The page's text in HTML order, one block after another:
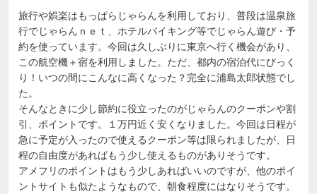
旅行や娯楽はもっぱらじゃらんを利用しており、普段は温泉旅
行でじゃらんｎｅｔ、ホテルバイキング等でじゃらん遊び・予
約を使っています。今回は久しぶりに東京へ行く機会があり、
この航空機＋宿を利用しました。ただ、都内の宿泊代にびっく
り！いつの間にこんなに高くなった？完全に浦島太郎状態でし
た。
そんなときに少し節約に役立ったのがじゃらんのクーポンや割
引、ポイントです。１万円近く安くなりました。今回は日程が
急に予定が入ったので使えるクーポン等は限られましたが、日
程の自由度があればもう少し使えるものがありそうです。
アメフリのポイントはもう少しあればいいのですが、他のポイ
ントサイトも似たようなもので、朝食程度にはなりそうです。